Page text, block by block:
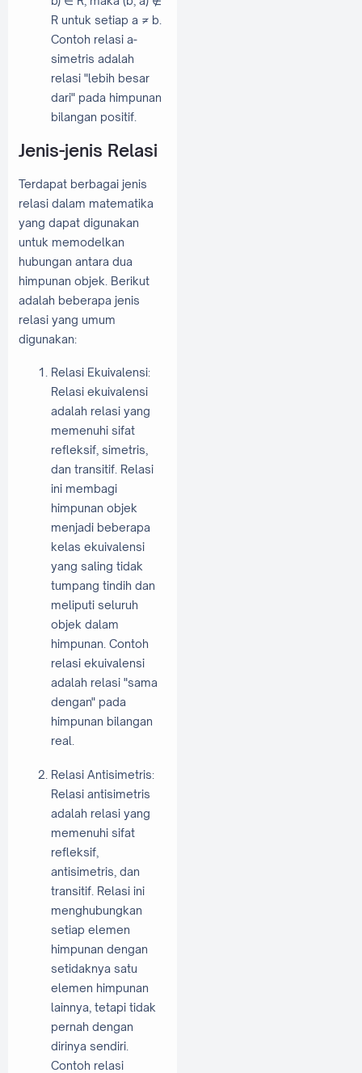
R untuk setiap a ≠ b.
Contoh relasi a-
simetris adalah
relasi "lebih besar
dari" pada himpunan
bilangan positif.
Jenis-jenis Relasi
Terdapat berbagai jenis
relasi dalam matematika
yang dapat digunakan
untuk memodelkan
hubungan antara dua
himpunan objek. Berikut
adalah beberapa jenis
relasi yang umum
digunakan:
Relasi Ekuivalensi:
Relasi ekuivalensi
adalah relasi yang
memenuhi sifat
refleksif, simetris,
dan transitif. Relasi
ini membagi
himpunan objek
menjadi beberapa
kelas ekuivalensi
yang saling tidak
tumpang tindih dan
meliputi seluruh
objek dalam
himpunan. Contoh
relasi ekuivalensi
adalah relasi "sama
dengan" pada
himpunan bilangan
real.
Relasi Antisimetris:
Relasi antisimetris
adalah relasi yang
memenuhi sifat
refleksif,
antisimetris, dan
transitif. Relasi ini
menghubungkan
setiap elemen
himpunan dengan
setidaknya satu
elemen himpunan
lainnya, tetapi tidak
pernah dengan
dirinya sendiri.
Contoh relasi